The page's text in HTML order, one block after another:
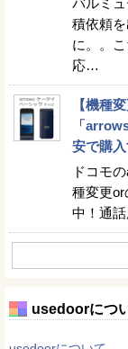
バルミ
積依頼
に。。
応…
【機種
「
安で購
ドコモ
種変更or
中！通
usedoorにつ